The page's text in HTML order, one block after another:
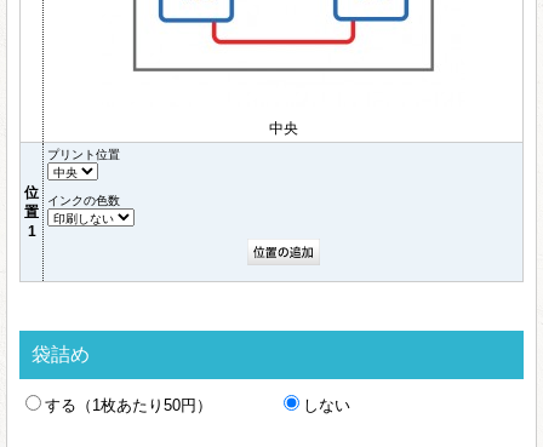
中央
位
置
1
プリント位置
インクの色数
袋詰め
する（1枚あたり50円） しない